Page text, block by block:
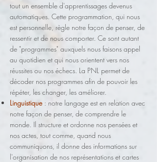
tout un ensemble d'apprentissages devenus
automatiques. Cette programmation, qui nous
est personnelle, règle notre façon de penser, de
ressentir et de nous comporter. Ce sont autant
de "programmes" auxquels nous faisons appel
au quotidien et qui nous orientent vers nos
réussites ou nos échecs. La PNL permet de
décoder nos programmes afin de pouvoir les
répéter, les changer, les améliorer.
Linguistique: notre langage est en relation avec
notre façon de penser, de comprendre le
monde. Il structure et ordonne nos pensées et
nos actes, tout comme, quand nous
communiquons, il donne des informations sur
l'organisation de nos représentations et cartes